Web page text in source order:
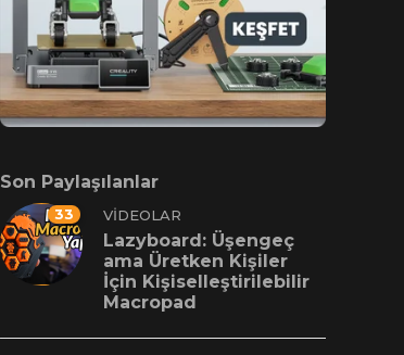
Son Paylaşılanlar
33 VIDEOLAR
Lazyboard: Üşengeç
ama Üretken Kişiler
İçin Kişiselleştirilebilir
Macropad